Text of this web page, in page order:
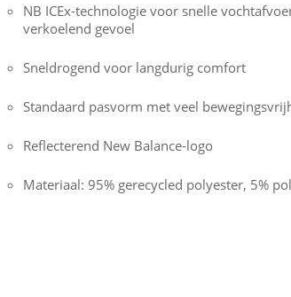
NB ICEx-technologie voor snelle
verkoelend gevoel
Sneldrogend voor langdurig comfort
Standaard pasvorm met veel
Reflecterend New Balance-logo
Materiaal: 95% gerecycled polyester, 5%